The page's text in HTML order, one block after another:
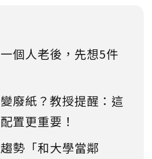
個人老後，先想5件
廢紙？教授提醒：這
置更重要！
勢「和大學當鄰